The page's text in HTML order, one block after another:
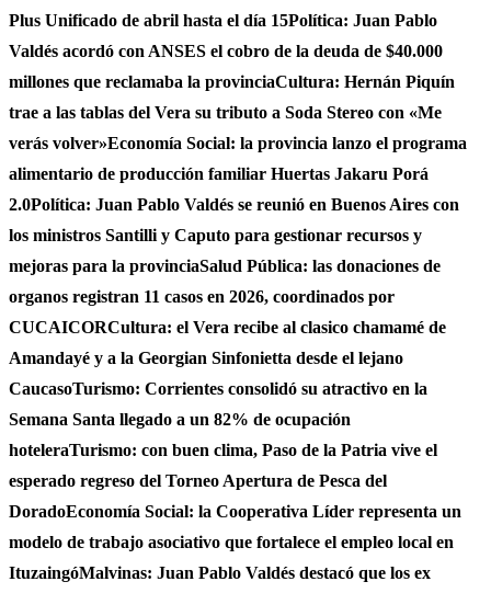
Plus Unificado de abril hasta el día 15Política: Juan Pablo
Valdés acordó con ANSES el cobro de la deuda de $40.000
millones que reclamaba la provinciaCultura: Hernán Piquín
trae a las tablas del Vera su tributo a Soda Stereo con «Me
verás volver»Economía Social: la provincia lanzo el programa
alimentario de producción familiar Huertas Jakaru Porá
2.0Política: Juan Pablo Valdés se reunió en Buenos Aires con
los ministros Santilli y Caputo para gestionar recursos y
mejoras para la provinciaSalud Pública: las donaciones de
organos registran 11 casos en 2026, coordinados por
CUCAICORCultura: el Vera recibe al clasico chamamé de
Amandayé y a la Georgian Sinfonietta desde el lejano
CaucasoTurismo: Corrientes consolidó su atractivo en la
Semana Santa llegado a un 82% de ocupación
hoteleraTurismo: con buen clima, Paso de la Patria vive el
esperado regreso del Torneo Apertura de Pesca del
DoradoEconomía Social: la Cooperativa Líder representa un
modelo de trabajo asociativo que fortalece el empleo local en
ItuzaingóMalvinas: Juan Pablo Valdés destacó que los ex